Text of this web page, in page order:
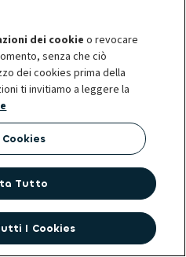
uno dei SUV
da aziende e
dei cookie o revocare
senza che ciò
dei cookies prima della
ti invitiamo a leggere la
Tutto
I Cookies